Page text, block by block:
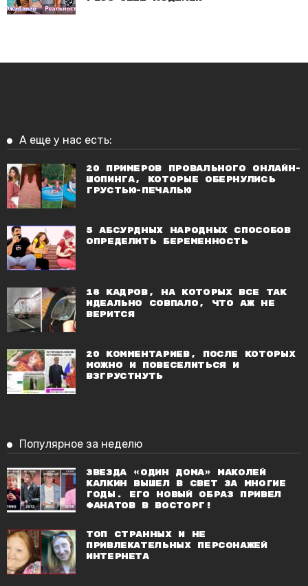
А еще у нас есть:
20 примеров провального онлайн-
шопинга, которые обернулись
грустью-печалью
5 абсурдных народных способов
определить беременность
18 кадров, на которых все так
идеально совпало, что аж не
верится
20 комментариев, после которых
можно и повеселиться и
взгрустнуть
Популярное за неделю
Звезда «Один дома» Маколей
Калкин вышел в свет за многие
годы. Его новый образ привел
фанатов в восторг!
Топ странных и не
привлекательных персонажей
Интернета